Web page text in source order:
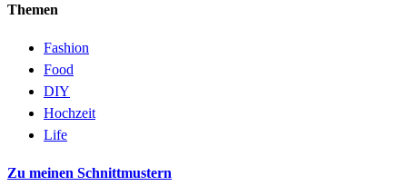
Themen
Fashion
Food
DIY
Hochzeit
Life
Zu meinen Schnittmustern